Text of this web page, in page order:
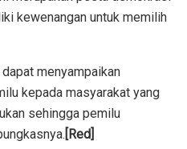
kewenangan untuk memilih
menyampaikan
kepada masyarakat yang
sehingga pemilu
[Red]